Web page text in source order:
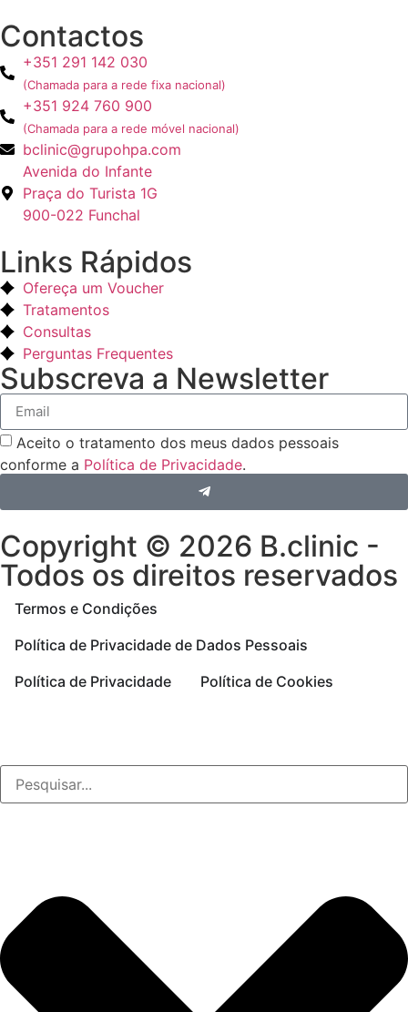
Contactos
+351 291 142 030
(Chamada para a rede fixa nacional)
+351 924 760 900
(Chamada para a rede móvel nacional)
bclinic@grupohpa.com
Avenida do Infante
Praça do Turista 1G
900-022 Funchal
Links Rápidos
Ofereça um Voucher
Tratamentos
Consultas
Perguntas Frequentes
Subscreva a Newsletter
Aceito o tratamento dos meus dados pessoais
conforme a Política de Privacidade.
Copyright © 2026 B.clinic -
Todos os direitos reservados
Termos e Condições
Política de Privacidade de Dados Pessoais
Política de Privacidade
Política de Cookies